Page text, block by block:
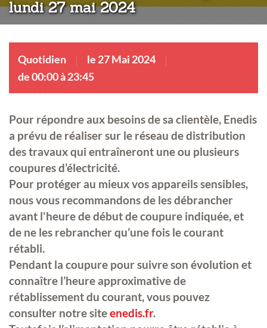
lundi 27 mai 2024
Quotidien
le 27 Mai 2024
de 00:00 à 23:45
Pour répondre aux besoins de sa clientèle, Enedis
a prévu de réaliser sur le réseau de distribution
des travaux qui entraîneront une ou plusieurs
coupures d’électricité.
Pour protéger au mieux vos appareils sensibles,
nous vous recommandons de les débrancher
avant l'heure de début de coupure indiquée, et
de ne les rebrancher qu’une fois le courant
rétabli.
Pendant la coupure pour suivre son évolution et
connaître l’heure approximative de
rétablissement du courant, vous pouvez
consulter notre siteenedis.fr.